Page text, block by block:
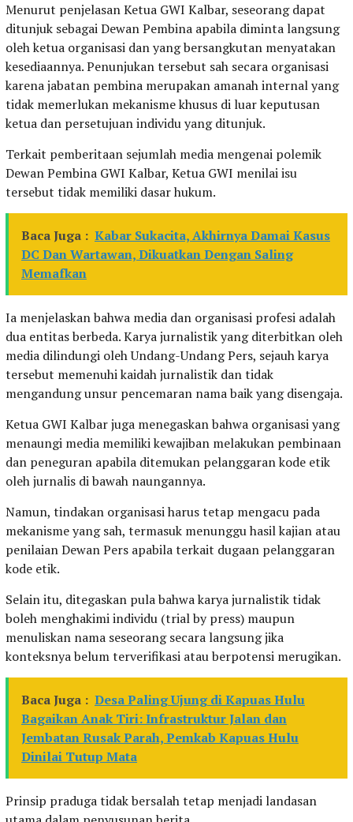
Menurut penjelasan Ketua GWI Kalbar, seseorang dapat
ditunjuk sebagai Dewan Pembina apabila diminta langsung
oleh ketua organisasi dan yang bersangkutan menyatakan
kesediaannya. Penunjukan tersebut sah secara organisasi
karena jabatan pembina merupakan amanah internal yang
tidak memerlukan mekanisme khusus di luar keputusan
ketua dan persetujuan individu yang ditunjuk.
Terkait pemberitaan sejumlah media mengenai polemik
Dewan Pembina GWI Kalbar, Ketua GWI menilai isu
tersebut tidak memiliki dasar hukum.
Baca Juga : Kabar Sukacita, Akhirnya Damai Kasus
DC Dan Wartawan, Dikuatkan Dengan Saling
Memafkan
Ia menjelaskan bahwa media dan organisasi profesi adalah
dua entitas berbeda. Karya jurnalistik yang diterbitkan oleh
media dilindungi oleh Undang-Undang Pers, sejauh karya
tersebut memenuhi kaidah jurnalistik dan tidak
mengandung unsur pencemaran nama baik yang disengaja.
Ketua GWI Kalbar juga menegaskan bahwa organisasi yang
menaungi media memiliki kewajiban melakukan pembinaan
dan peneguran apabila ditemukan pelanggaran kode etik
oleh jurnalis di bawah naungannya.
Namun, tindakan organisasi harus tetap mengacu pada
mekanisme yang sah, termasuk menunggu hasil kajian atau
penilaian Dewan Pers apabila terkait dugaan pelanggaran
kode etik.
Selain itu, ditegaskan pula bahwa karya jurnalistik tidak
boleh menghakimi individu (trial by press) maupun
menuliskan nama seseorang secara langsung jika
konteksnya belum terverifikasi atau berpotensi merugikan.
Baca Juga : Desa Paling Ujung di Kapuas Hulu
Bagaikan Anak Tiri: Infrastruktur Jalan dan
Jembatan Rusak Parah, Pemkab Kapuas Hulu
Dinilai Tutup Mata
Prinsip praduga tidak bersalah tetap menjadi landasan